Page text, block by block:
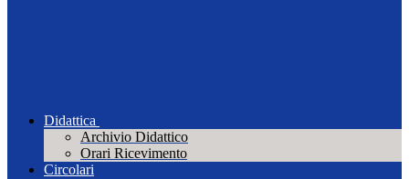
Didattica
Archivio Didattico
Orari Ricevimento
Circolari